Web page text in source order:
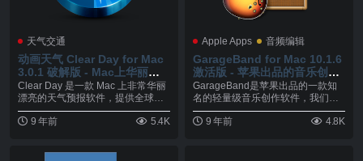
天气交通
动画天气 Clear Day for Mac
3.0.1 破解版 - Mac上华丽漂
亮的天气预报工具
Clear Day 是一款 Mac 上非常华丽
漂亮的天气预报软件，提供全球超
过2...
9 年前
5.4K
Apple Apps 音频编辑
GarageBand for Mac 10.1.6
激活版 - 苹果出品的音乐创作
软件
GarageBand是苹果出品的一款知
名的轻量级音乐创作软件，我们可
以使用这款软...
9 年前
4.8K